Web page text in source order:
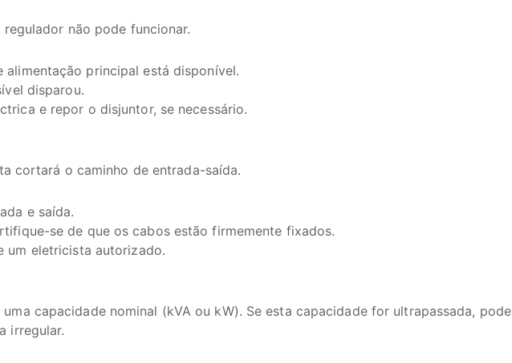
não pode funcionar.
principal está disponível.
disparou.
e repor o disjuntor, se necessário.
cortará o caminho de entrada-saída.
e saída.
se de que os cabos estão firmemente fixados.
um eletricista autorizado.
uma capacidade nominal (kVA ou kW). Se esta capacidade for ultrapassada, pode
irregular.